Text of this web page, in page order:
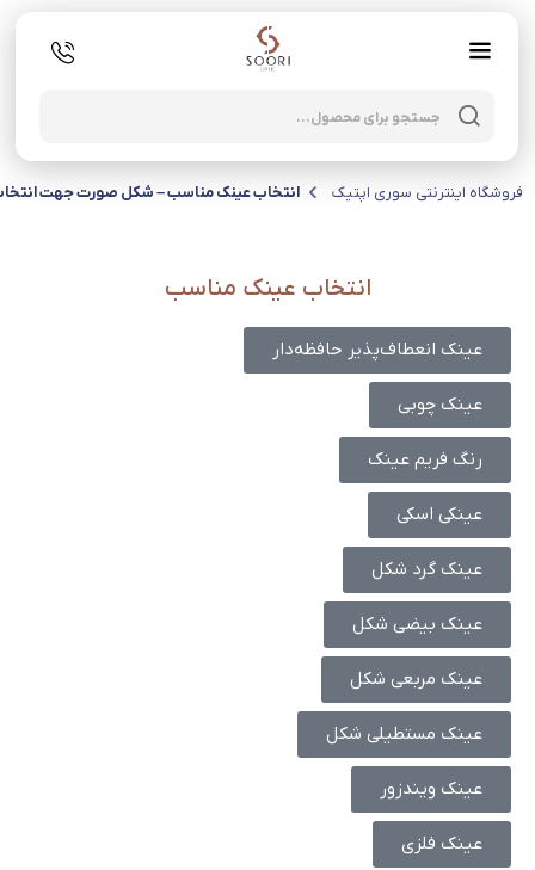
فروشگاه اینترنتی سوری اپتیک انتخاب عینک مناسب – شکل صورت جهت
انتخاب عینک مناسب
عینک انعطاف‌پذیر حافظه‌دار
عینک چوبی
رنگ فریم عینک
عینکی اسکی
عینک گرد شکل
عینک بیضی شکل
عینک مربعی شکل
عینک مستطیلی شکل
عینک ویندزور
عینک فلزی